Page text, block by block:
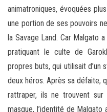
animatroniques, évoquées
une portion de ses pouvoirs
la Savage Land. Car Malgato
pratiquant le culte de
propres buts, qui utilisait d’un
deux héros. Après sa défaite,
rattraper, ils ne trouvent sur
masque, l’identité de